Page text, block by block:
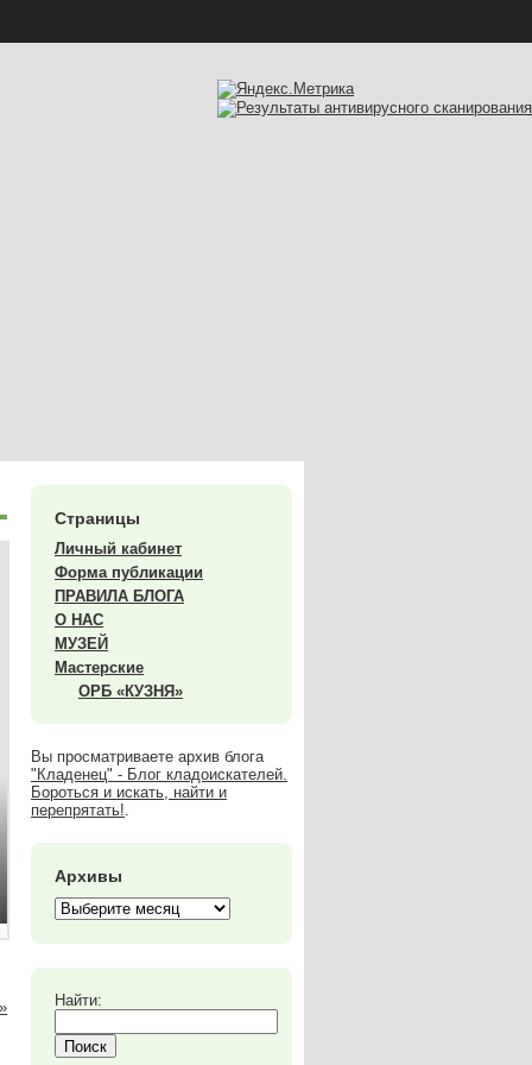
Страницы
Личный кабинет
Форма публикации
ПРАВИЛА БЛОГА
О НАС
МУЗЕЙ
Мастерские
ОРБ «КУЗНЯ»
Вы просматриваете архив блога
"Кладенец" - Блог кладоискателей.
Бороться и искать, найти и
перепрятать!.
Архивы
Найти: